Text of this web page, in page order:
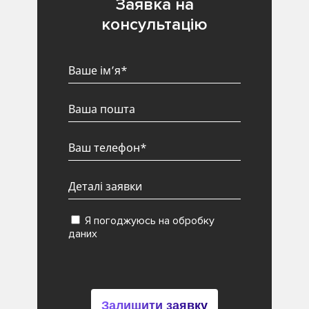
Заявка на
консультацію
Я погоджуюсь на обробку
даних
Залишити заявку